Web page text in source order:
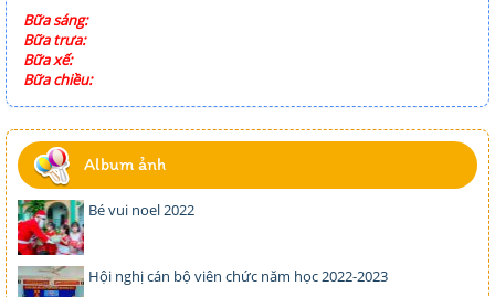
Bữa sáng:
Bữa trưa:
Bữa xế:
Bữa chiều:
Album ảnh
Bé vui noel 2022
Hội nghị cán bộ viên chức năm học 2022-2023